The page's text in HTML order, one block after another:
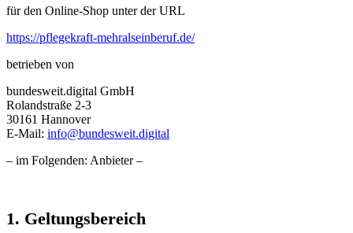
für den Online-Shop unter der URL
https://pflegekraft-mehralseinberuf.de/
betrieben von
bundesweit.digital GmbH
Rolandstraße 2-3
30161 Hannover
E-Mail: info@bundesweit.digital
– im Folgenden: Anbieter –
1. Geltungsbereich